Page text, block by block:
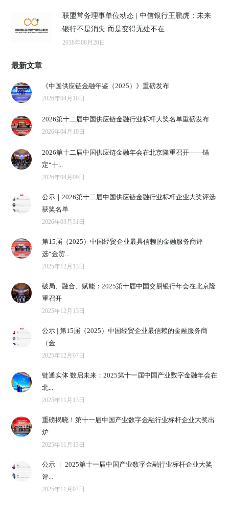
联盟常务理事单位动态 | 中信银行王鹏虎：未来
银行不是消失 而是变得无处不在
2018年08月20日
最新文章
《中国供应链金融年鉴（2025）》重磅发布
2026年04月10日
2026第十二届中国供应链金融行业标杆大奖名单重磅发布
2026年04月10日
2026第十二届中国供应链金融年会在北京隆重召开——锚
定“十...
2026年04月09日
公示｜2026第十二届中国供应链金融行业标杆企业大奖评选
获奖名单
2026年03月31日
第15届（2025）中国经贸企业最具信赖的金融服务商评
选“金贸...
2025年12月13日
破局、融合、赋能：2025第十届中国交易银行年会在北京隆
重召开
2025年12月13日
公示 | 第15届（2025）中国经贸企业最信赖的金融服务商
（金...
2025年12月07日
链通实体 数启未来：2025第十一届中国产业数字金融年会在
北...
2025年11月13日
重磅揭晓！第十一届中国产业数字金融行业标杆企业大奖出
炉
2025年11月13日
公示 ｜ 2025第十一届中国产业数字金融行业标杆企业大奖
评...
2025年11月07日